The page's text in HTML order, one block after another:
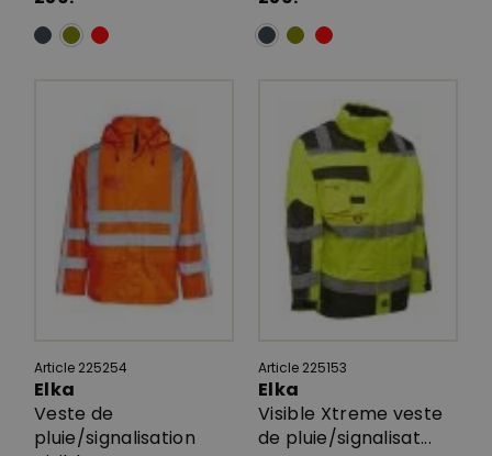
Article 225254
Elka
Veste de
pluie/signalisation
Article 225153
Elka
Visible Xtreme veste
de pluie/signalisat...